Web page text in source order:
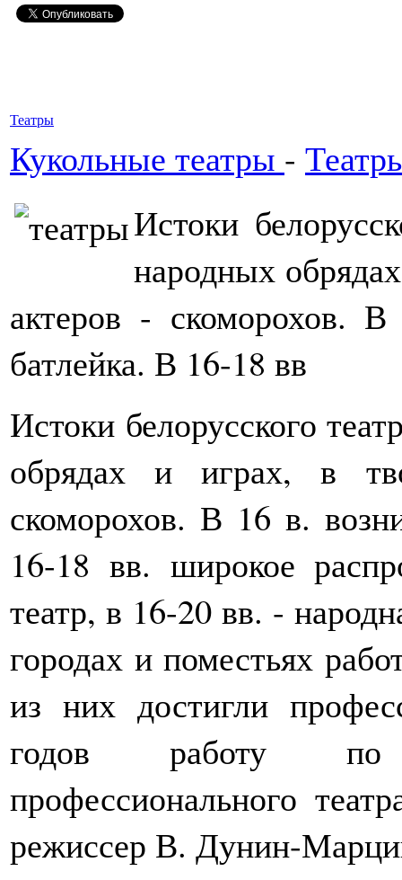
Театры
Кукольные театры -
Истоки
народных
актеров - скоморохов.
батлейка. В 16-18 вв
Истоки белорусского
обрядах и играх, в
скоморохов. В 16 в.
16-18 вв. широкое
театр, в 16-20 вв. -
городах и поместьях
из них достигли
годов работу по
профессионального
режиссер В. Дунин-